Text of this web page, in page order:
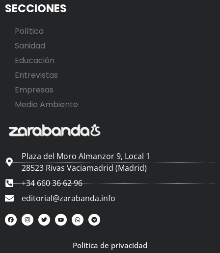
SECCIONES
Política
Sanidad
Educación
Entrevistas
Empresas
Medio Ambiente
Plaza del Moro Almanzor 9, Local 1
28523 Rivas Vaciamadrid (Madrid)
+34 660 36 62 96
editorial@zarabanda.info
Política de privacidad